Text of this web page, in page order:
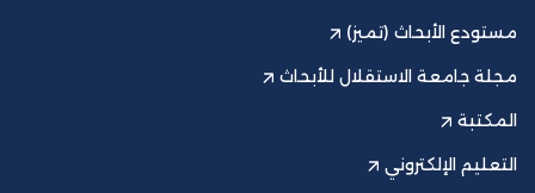
مستودع الأبحاث (تميز)
مجلة جامعة الاستقلال للأبحاث
المكتبة
التعليم الإلكتروني